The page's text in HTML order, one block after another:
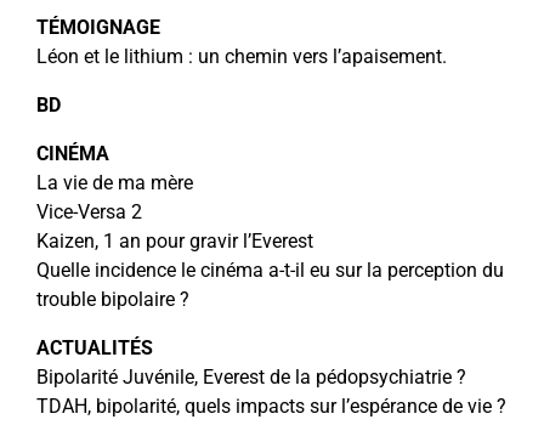
TÉMOIGNAGE
Léon et le lithium : un chemin vers l’apaisement.
BD
CINÉMA
La vie de ma mère
Vice-Versa 2
Kaizen, 1 an pour gravir l’Everest
Quelle incidence le cinéma a-t-il eu sur la perception du
trouble bipolaire ?
ACTUALITÉS
Bipolarité Juvénile, Everest de la pédopsychiatrie ?
TDAH, bipolarité, quels impacts sur l’espérance de vie ?